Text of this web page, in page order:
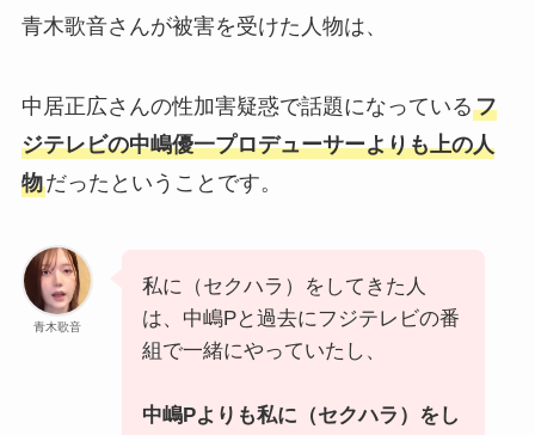
青木歌音さんが被害を受けた人物は、
中居正広さんの性加害疑惑で話題になっているフ
ジテレビの中嶋優一プロデューサーよりも上の人
物だったということです。
青木歌音
私に（セクハラ）をしてきた人
は、中嶋Pと過去にフジテレビの番
組で一緒にやっていたし、
中嶋Pよりも私に（セクハラ）をし